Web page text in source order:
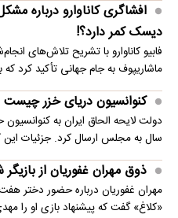
افشاگری کاناوارو درباره
دیسک کمر دارد؟!
فابیو کاناوارو با تشریح تلاش‌های
ماشاریپوف به جام جهانی تأکید کرد
کنوانسیون دریای خزر
دولت لایحه الحاق ایران به
سال به مجلس ارسال کرد. جزئیات این
ذوق مهران غفوریان از
مهران غفوریان درباره حضور دختر
«کلاغ» گفت که پیشنهاد بازی او را